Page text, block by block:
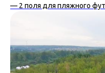
— 2 поля для пляжного